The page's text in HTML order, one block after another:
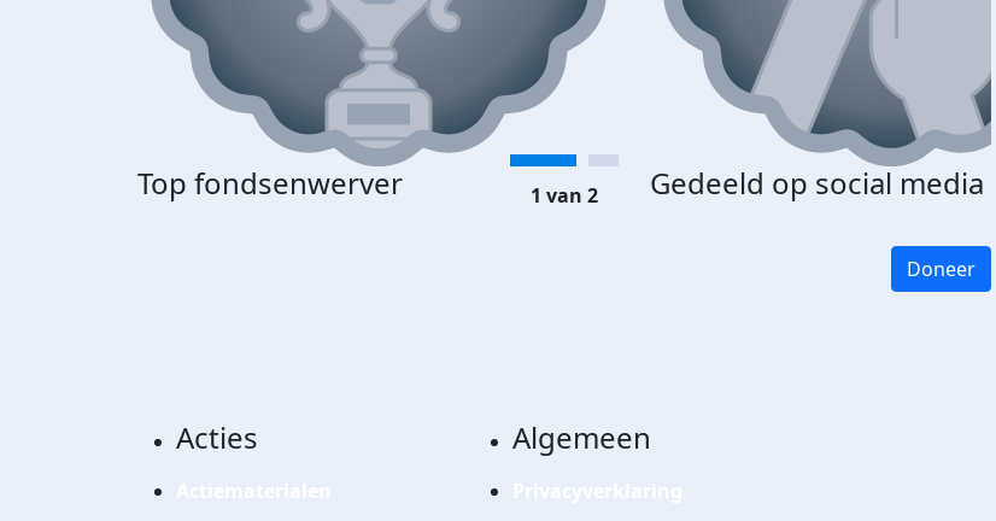
Top fondsenwerver Gedeeld op social media
1 van 2
Doneer
Acties Algemeen